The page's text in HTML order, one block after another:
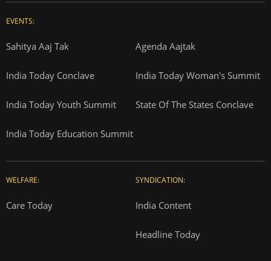
EVENTS:
Sahitya Aaj Tak Agenda Aajtak
India Today Conclave India Today Woman's Summit
India Today Youth Summit State Of The States Conclave
India Today Education Summit
WELFARE:
Care Today
SYNDICATION:
India Content
Headline Today